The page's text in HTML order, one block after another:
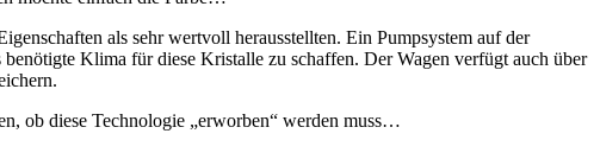
als sehr wertvoll herausstellten. Ein Pumpsystem auf der
Klima für diese Kristalle zu schaffen. Der Wagen verfügt auch über
ob diese Technologie „erworben“ werden muss…